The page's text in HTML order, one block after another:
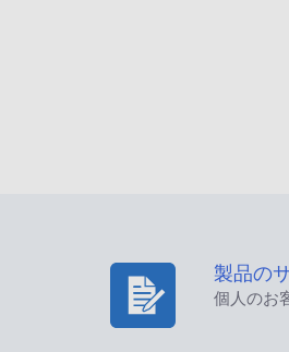
製品の
個人のお